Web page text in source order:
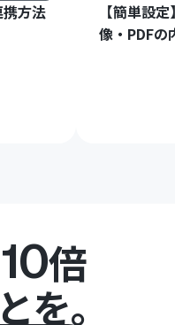
携方法
【簡単設
像・PDFの
10倍
を。